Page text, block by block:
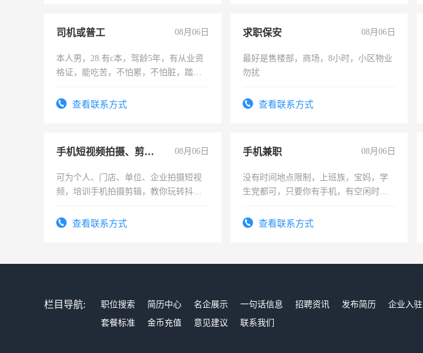
司机或普工 08月06日
本人男，28.有c本，驾龄5年，有从业资
格证，能吃苦，不怕累，不怕脏，踏
查看联系方式
求职保安 08月06日
最好是售楼部，商场，8小时，小区物业
勿扰
查看联系方式
手机短视频拍摄、剪辑、抖音快手 08月06日
可为个人、门店、单位、企业拍摄短视
频，培训手机拍摄剪辑，教你玩转抖音
频，培训手机拍摄剪辑，教你玩转抖
查看联系方式
手机兼职 08月06日
没有时间地点限制，上班族，宝妈，学
生党都可，只要你有手机，有空闲时
勤快的四五十，每天挣零花钱没问题！
查看联系方式
栏目导航: 职位搜索 简历中心 名企展示 一句话信息 招聘资讯 发布简历 企业入驻
套餐标准
金币充值 意见建议 联系我们